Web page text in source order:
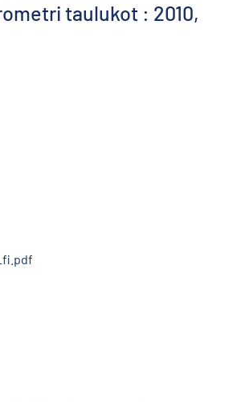
taulukot : 2010,